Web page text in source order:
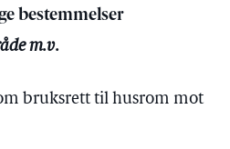
bestemmelser
m.v.
bruksrett til husrom mot